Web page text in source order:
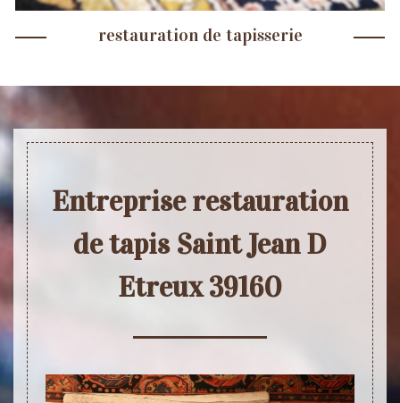
restauration de tapisserie
Entreprise restauration
de tapis Saint Jean D
Etreux 39160